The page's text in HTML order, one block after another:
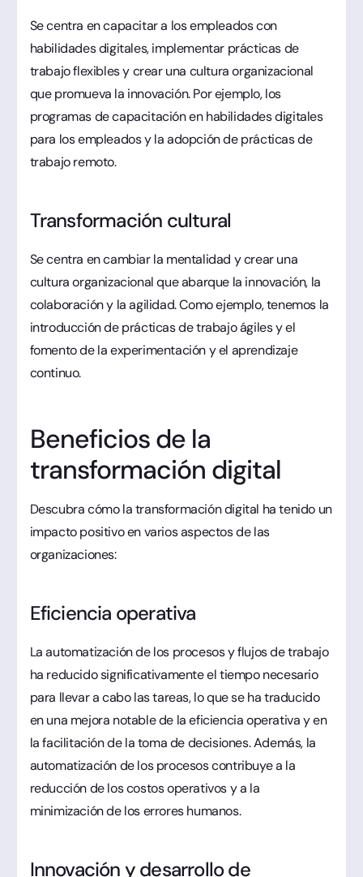
Se centra en capacitar a los empleados con
habilidades digitales, implementar prácticas de
trabajo flexibles y crear una cultura organizacional
que promueva la innovación. Por ejemplo, los
programas de capacitación en habilidades digitales
para los empleados y la adopción de prácticas de
trabajo remoto.
Transformación cultural
Se centra en cambiar la mentalidad y crear una
cultura organizacional que abarque la innovación, la
colaboración y la agilidad. Como ejemplo, tenemos la
introducción de prácticas de trabajo ágiles y el
fomento de la experimentación y el aprendizaje
continuo.
Beneficios de la
transformación digital
Descubra cómo la transformación digital ha tenido un
impacto positivo en varios aspectos de las
organizaciones:
Eficiencia operativa
La automatización de los procesos y flujos de trabajo
ha reducido significativamente el tiempo necesario
para llevar a cabo las tareas, lo que se ha traducido
en una mejora notable de la eficiencia operativa y en
la facilitación de la toma de decisiones. Además, la
automatización de los procesos contribuye a la
reducción de los costos operativos y a la
minimización de los errores humanos.
Innovación y desarrollo de